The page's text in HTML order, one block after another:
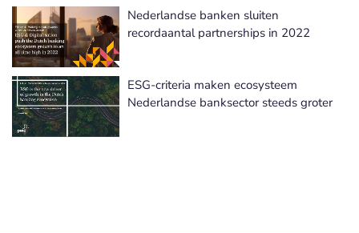
Nederlandse banken sluiten
recordaantal partnerships in 2022
ESG-criteria maken ecosysteem
Nederlandse banksector steeds groter